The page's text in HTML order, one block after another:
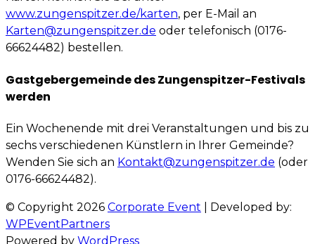
www.zungenspitzer.de/karten, per E-Mail an
Karten@zungenspitzer.de oder telefonisch (0176-
66624482) bestellen.
Gastgebergemeinde des Zungenspitzer-Festivals
werden
Ein Wochenende mit drei Veranstaltungen und bis zu
sechs verschiedenen Künstlern in Ihrer Gemeinde?
Wenden Sie sich an Kontakt@zungenspitzer.de (oder
0176-66624482).
© Copyright 2026 Corporate Event | Developed by:
WPEventPartners
Powered by WordPress